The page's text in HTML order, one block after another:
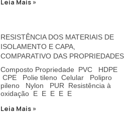
Leia Mais »
RESISTÊNCIA DOS MATERIAIS DE
ISOLAMENTO E CAPA,
COMPARATIVO DAS PROPRIEDADES
Composto Propriedade PVC HDPE
CPE Polie tileno Celular Polipro
pileno Nylon PUR Resistência à
oxidação E E E E E
Leia Mais »